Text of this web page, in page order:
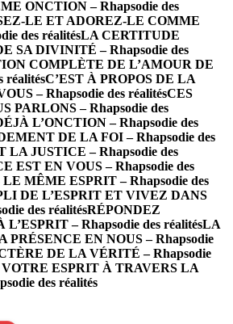
ONCTION – Rhapsodie des
LE ET ADOREZ-LE COMME
des réalitésLA CERTITUDE
SA DIVINITÉ – Rhapsodie des
COMPLÈTE DE L’AMOUR DE
réalitésC’EST À PROPOS DE LA
– Rhapsodie des réalitésCES
PARLONS – Rhapsodie des
L’ONCTION – Rhapsodie des
DE LA FOI – Rhapsodie des
LA JUSTICE – Rhapsodie des
EST EN VOUS – Rhapsodie des
LE MÊME ESPRIT – Rhapsodie des
DE L’ESPRIT ET VIVEZ DANS
des réalitésRÉPONDEZ
– Rhapsodie des réalitésLA
PRÉSENCE EN NOUS – Rhapsodie
DE LA VÉRITÉ – Rhapsodie
ESPRIT À TRAVERS LA
des réalités